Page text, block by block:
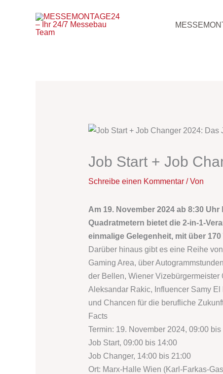
Job Start + Job
Schreibe einen Kommentar / Von
Am 19. November 2024 ab 8:30
Quadratmetern bietet die 2-in-1-
einmalige Gelegenheit, mit über
Darüber hinaus gibt es eine Reihe
Gaming Area, über
der Bellen, Wiener
Aleksandar Rakic, Influencer Samy
und Chancen für die berufliche
Facts
Termin: 19. November 2024, 09:00
Job Start, 09:00 bis 14:00
Job Changer, 14:00 bis 21:00
Ort: Marx-Halle Wien (Karl-Farkas-